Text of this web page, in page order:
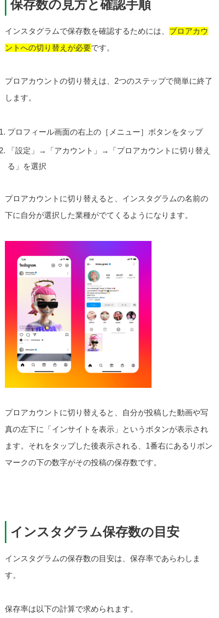
保存数の見方と確認手順
インスタグラムで保存数を確認するためには、 プロアカウ
ントへの切り替えが必要です。
プロアカウントの切り替えは、2つのステップで簡単に終了
します。
プロフィール画面の右上の［メニュー］ボタンをタップ
「設定」→「アカウント」→「プロアカウントに切り替え
る」を選択
プロアカウントに切り替えると、インスタグラムの名前の
下に自分が選択した業種がでてくるようになります。
プロアカウントに切り替えると、自分が投稿した動画や写
真の左下に「インサイトを表示」というボタンが表示され
ます。それをタップした後表示される、1番右にあるリボン
マークの下の数字がその投稿の保存数です。
インスタグラム保存数の目安
インスタグラムの保存数の目安は、保存率であらわしま
す。
保存率は以下の計算で求められます。